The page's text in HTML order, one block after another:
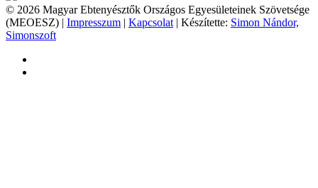
© 2026 Magyar Ebtenyésztők Országos Egyesületeinek Szövetsége
(MEOESZ) | Impresszum | Kapcsolat | Készítette: Simon Nándor,
Simonszoft